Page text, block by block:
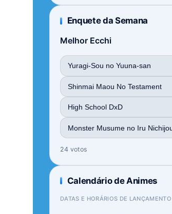
Enquete da Semana
Melhor Ecchi
Yuragi-Sou no Yuuna-san
Shinmai Maou No Testament
High School DxD
Monster Musume no Iru
24 votos
Calendário de Animes
DATAS E HORÁRIOS DE